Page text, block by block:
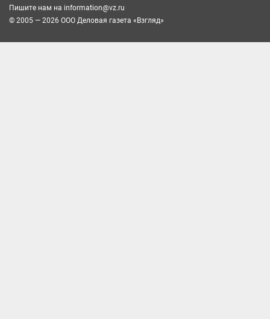
Пишите нам на information@vz.ru
© 2005 — 2026 ООО Деловая газета «Взгляд»